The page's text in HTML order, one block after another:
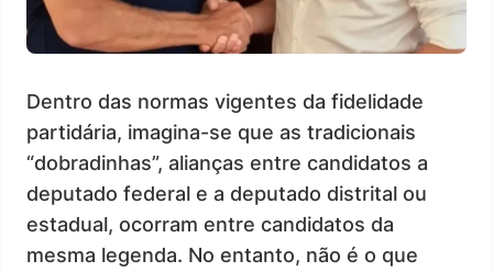
Dentro das normas vigentes da fidelidade
partidária, imagina-se que as tradicionais
“dobradinhas”, alianças entre candidatos a
deputado federal e a deputado distrital ou
estadual, ocorram entre candidatos da
mesma legenda. No entanto, não é o que